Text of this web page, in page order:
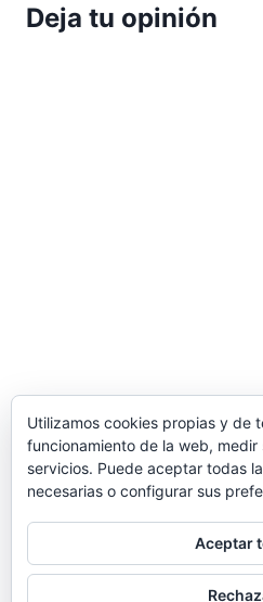
Deja tu opinión
Utilizamos cookies propias y de
funcionamiento de la web, medir
servicios. Puede aceptar todas
necesarias o configurar sus
Aceptar